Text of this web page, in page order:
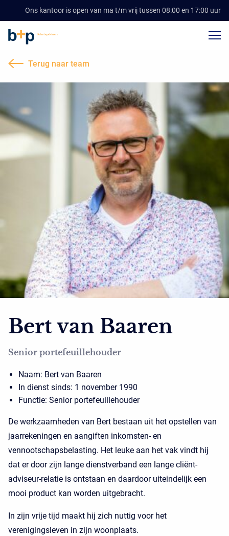
Ons kantoor is open van ma t/m vrij tussen 08:00 en 17:00 uur
Terug naar team
Bert van Baaren
Senior portefeuillehouder
Naam: Bert van Baaren
In dienst sinds: 1 november 1990
Functie: Senior portefeuillehouder
De werkzaamheden van Bert bestaan uit het opstellen van
jaarrekeningen en aangiften inkomsten- en
vennootschapsbelasting. Het leuke aan het vak vindt hij
dat er door zijn lange dienstverband een lange cliënt-
adviseur-relatie is ontstaan en daardoor uiteindelijk een
mooi product kan worden uitgebracht.
In zijn vrije tijd maakt hij zich nuttig voor het
verenigingsleven in zijn woonplaats.